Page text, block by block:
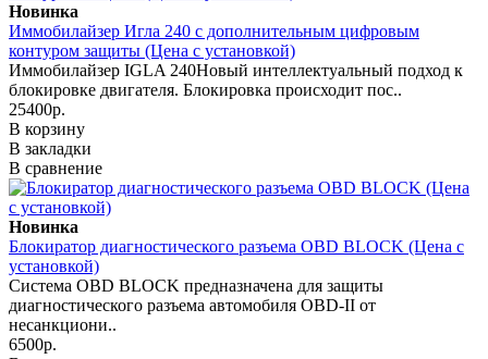
Новинка
Иммобилайзер Игла 240 с дополнительным цифровым
контуром защиты (Цена с установкой)
Иммобилайзер IGLA 240Новый интеллектуальный подход к
блокировке двигателя. Блокировка происходит пос..
25400р.
В корзину
В закладки
В сравнение
Новинка
Блокиратор диагностического разъема OBD BLOCK (Цена с
установкой)
Система OBD BLOCK предназначена для защиты
диагностического разъема автомобиля OBD-II от
несанкциони..
6500р.